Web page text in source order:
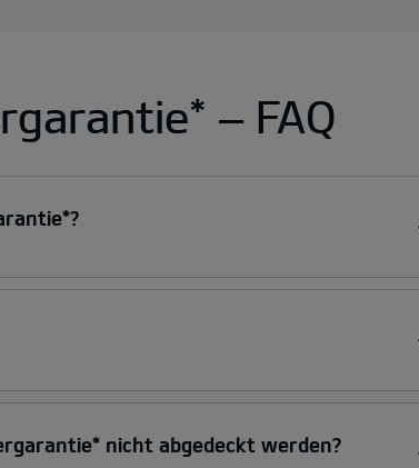
‒ FAQ
nicht abgedeckt werden?